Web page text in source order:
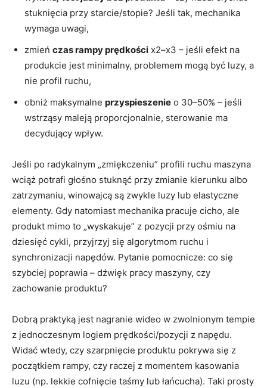
stuknięcia przy starcie/stopie? Jeśli tak, mechanika
wymaga uwagi,
zmień czas rampy prędkości x2–x3 – jeśli efekt na
produkcie jest minimalny, problemem mogą być luzy, a
nie profil ruchu,
obniż maksymalne przyspieszenie o 30–50% – jeśli
wstrząsy maleją proporcjonalnie, sterowanie ma
decydujący wpływ.
Jeśli po radykalnym „zmiękczeniu” profili ruchu maszyna
wciąż potrafi głośno stuknąć przy zmianie kierunku albo
zatrzymaniu, winowajcą są zwykle luzy lub elastyczne
elementy. Gdy natomiast mechanika pracuje cicho, ale
produkt mimo to „wyskakuje” z pozycji przy ośmiu na
dziesięć cykli, przyjrzyj się algorytmom ruchu i
synchronizacji napędów. Pytanie pomocnicze: co się
szybciej poprawia – dźwięk pracy maszyny, czy
zachowanie produktu?
Dobrą praktyką jest nagranie wideo w zwolnionym tempie
z jednoczesnym logiem prędkości/pozycji z napędu.
Widać wtedy, czy szarpnięcie produktu pokrywa się z
początkiem rampy, czy raczej z momentem kasowania
luzu (np. lekkie cofnięcie taśmy lub łańcucha). Taki prosty